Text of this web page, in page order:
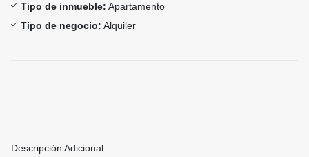
Tipo de inmueble: Apartamento
Tipo de negocio: Alquiler
Descripción Adicional :